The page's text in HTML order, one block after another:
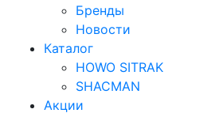
Бренды
Новости
Каталог
HOWO SITRAK
SHACMAN
Акции